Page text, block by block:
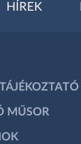
HÍREK
MŰSOR